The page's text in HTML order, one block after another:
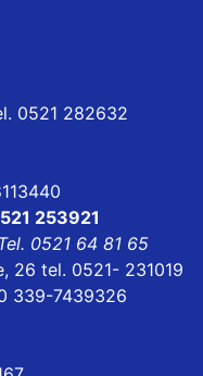
0521 282632
253921
0521 64 81 65
26 tel. 0521- 231019
339-7439326